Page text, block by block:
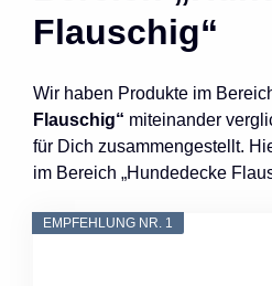
Flauschig“
Wir haben Produkte im
Flauschig“ miteinander
für Dich zusammengestellt.
im Bereich „Hundedecke
EMPFEHLUNG NR. 1